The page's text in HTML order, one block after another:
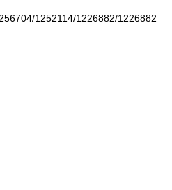
1252114/1226882/1226882